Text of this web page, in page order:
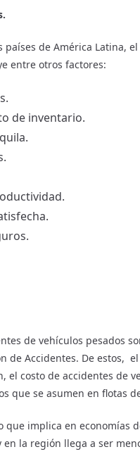
países de América Latina,
entre otros factores:
de inventario.
de vehículos pesados
de Accidentes. De estos,
el costo de accidentes de
que se asumen en flotas
que implica en economías
en la región llega a ser